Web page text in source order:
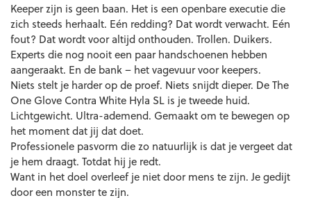
Keeper zijn is geen baan. Het is een openbare executie die
zich steeds herhaalt. Eén redding? Dat wordt verwacht. Eén
fout? Dat wordt voor altijd onthouden. Trollen. Duikers.
Experts die nog nooit een paar handschoenen hebben
aangeraakt. En de bank – het vagevuur voor keepers.
Niets stelt je harder op de proef. Niets snijdt dieper. De The
One Glove Contra White Hyla SL is je tweede huid.
Lichtgewicht. Ultra-ademend. Gemaakt om te bewegen op
het moment dat jij dat doet.
Professionele pasvorm die zo natuurlijk is dat je vergeet dat
je hem draagt. Totdat hij je redt.
Want in het doel overleef je niet door mens te zijn. Je gedijt
door een monster te zijn.